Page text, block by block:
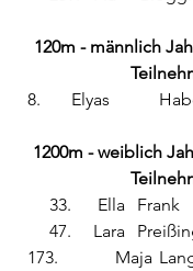
120m - männlich
1200m - weiblich